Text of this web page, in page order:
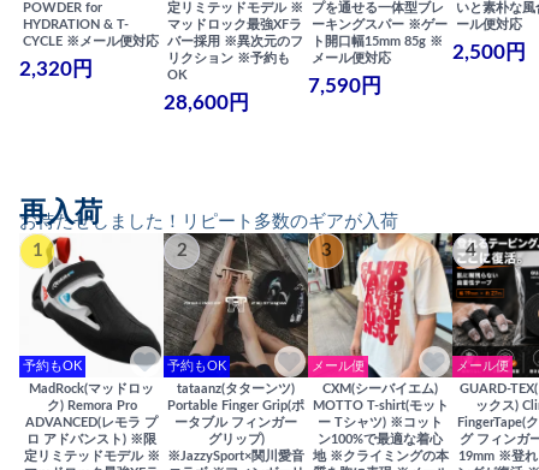
POWDER for
HYDRATION & T-
CYCLE ※メール便対応
2,320円
定リミテッドモデル ※
マッドロック最強XFラ
バー採用 ※異次元のフ
リクション ※予約も
OK
28,600円
プを通せる一体型ブレ
ーキングスパー ※ゲー
ト開口幅15mm 85g ※
メール便対応
7,590円
いと素朴な
ール便対応
2,500円
お待たせしました！リピート多数のギアが入荷
再入荷
1
予約もOK
MadRock(マッドロッ
ク) Remora Pro
ADVANCED(レモラ プ
ロ アドバンスト) ※限
定リミテッドモデル ※
2
予約もOK
tataanz(タターンツ)
Portable Finger Grip(ポ
ータブル フィンガー
グリップ)
※JazzySport×関川愛音
3
メール便
CXM(シーバイエム)
MOTTO T-shirt(モット
ー Tシャツ) ※コット
ン100%で最適な着心
地 ※クライミングの本
4
メール便
GUARD-
ックス)
FingerTape(
グ フィンガ
19mm ※登れ